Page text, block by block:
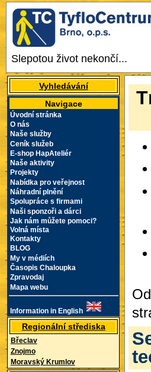
Slepotou život nekončí...
Vyhledávání
Navigace
Úvodní stránka
O nás
Naše služby
Ceník služeb
E-shop HapAteliér
Naše aktivity
Projekty
Nabídka pro veřejnost
Náhradní plnění
Spolupráce s firmami
Naši sponzoři a dárci
Jak nám můžete pomoci?
Volná místa
Kontakty
BLOG
My v médiích
Časopis Chaloupka
Zpravodaj
Mapa webu
Information in English
Regionální střediska
Břeclav
Znojmo
Moravský Krumlov